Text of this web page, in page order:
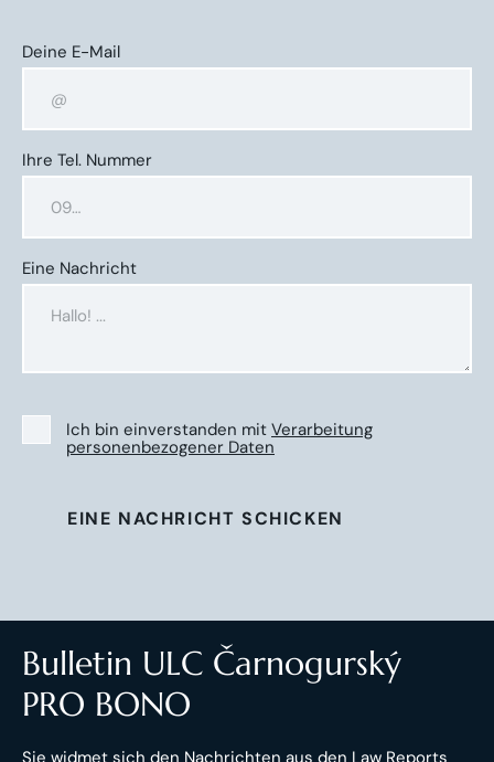
Deine E-Mail
Ihre Tel. Nummer
Eine Nachricht
Ich bin einverstanden mit Verarbeitung
personenbezogener Daten
EINE NACHRICHT SCHICKEN
Bulletin ULC Čarnogurský
PRO BONO